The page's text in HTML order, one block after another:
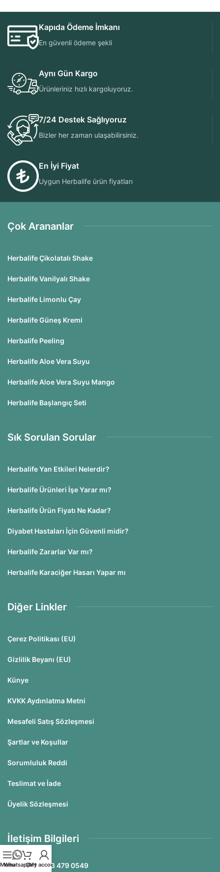
Kapıda Ödeme İmkanı
En güvenli ödeme şekli
Aynı Gün Kargo
Ürünleriniz hızlı kargoluyoruz.
7/24 Destek Sağlıyoruz
Bizler her zaman ulaşabilirsiniz.
En İyi Fiyat
Uygun Herbalife ürün fiyatları
Çok Arananlar
Herbalife Çikolatalı Shake
Herbalife Vanilyalı Shake
Herbalife Limonlu Çay
Herbalife Güneş Kremi
Herbalife Peeling
Herbalife Aloe Vera Suyu
Herbalife Aloe Vera Suyu Mango
Herbalife Başlangıç Seti
Sık Sorulan Sorular
Herbalife Yan Etkileri Nelerdir?
Herbalife Ürünleri İşe Yarar mı?
Herbalife Ürün Fiyatı Ne Kadar?
Diyabet Hastaları İçin Güvenli midir?
Herbalife Zararlar Var mı?
Herbalife Karaciğer Hasarı Yapar mı
Diğer Linkler
Çerez Politikası (EU)
Gizlilik Beyanı (EU)
Künye
KVKK Aydınlatma Metni
Mesafeli Satış Sözleşmesi
Şartlar ve Koşullar
Sorumluluk Reddi
Teslimat ve İade
Üyelik Sözleşmesi
İletişim Bilgileri
Telefon: 0 533 479 0549
Menu
WhatsappCart
My account